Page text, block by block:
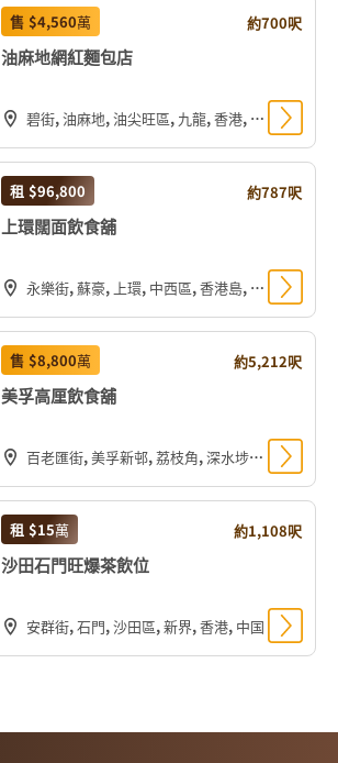
售 $4,560萬 約700呎
油麻地網紅麵包店
碧街, 油麻地, 油尖旺區, 九龍, 香港, 中国
租 $96,800 約787呎
上環闊面飲食舖
永樂街, 蘇豪, 上環, 中西區, 香港島, 香港, 中国
售 $8,800萬 約5,212呎
美孚高厘飲食舖
百老匯街, 美孚新邨, 荔枝角, 深水埗區, 九龍, 香港, 中国
租 $15萬 約1,108呎
沙田石門旺爆茶飲位
安群街, 石門, 沙田區, 新界, 香港, 中国